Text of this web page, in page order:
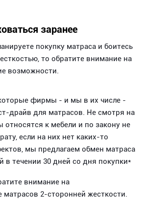
заранее
покупку матраса и боитесь
то обратите внимание на
возможности.
фирмы - и мы в их числе -
драйв для матрасов. Не смотря на
относятся к мебели и по закону не
если на них нет каких-то
мы предлагаем обмен матраса
в течении 30 дней со дня покупки*
внимание на
матрасов 2-сторонней жесткости.